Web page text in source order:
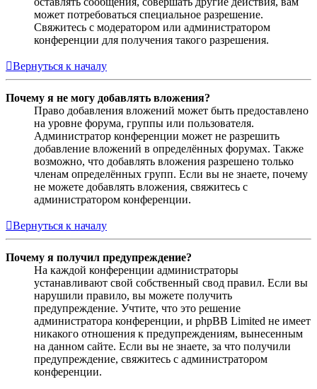
может потребоваться специальное разрешение.
Свяжитесь с модератором или администратором
конференции для получения такого разрешения.
Вернуться к началу
Почему я не могу добавлять вложения?
Право добавления вложений может быть предоставлено
на уровне форума, группы или пользователя.
Администратор конференции может не разрешить
добавление вложений в определённых форумах. Также
возможно, что добавлять вложения разрешено только
членам определённых групп. Если вы не знаете, почему
не можете добавлять вложения, свяжитесь с
администратором конференции.
Вернуться к началу
Почему я получил предупреждение?
На каждой конференции администраторы
устанавливают свой собственный свод правил. Если вы
нарушили правило, вы можете получить
предупреждение. Учтите, что это решение
администратора конференции, и phpBB Limited не имеет
никакого отношения к предупреждениям, вынесенным
на данном сайте. Если вы не знаете, за что получили
предупреждение, свяжитесь с администратором
конференции.